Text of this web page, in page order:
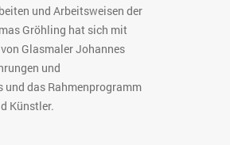
und Arbeitsweisen der
Gröhling hat sich mit
Glasmaler Johannes
und
und das Rahmenprogramm
Künstler.